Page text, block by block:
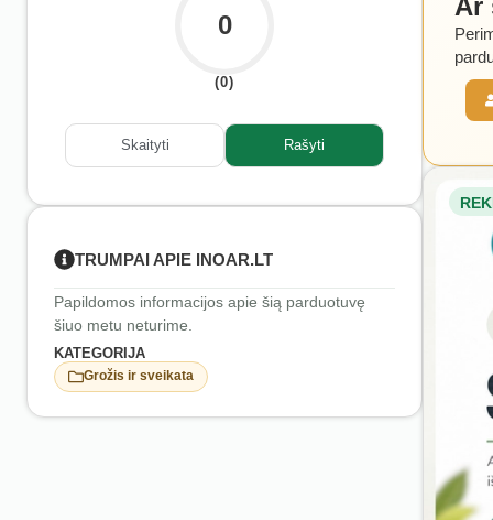
0
(0)
Skaityti Rašyti
TRUMPAI APIE INOAR.LT
Papildomos informacijos apie šią parduotuvę
šiuo metu neturime.
KATEGORIJA
Grožis ir sveikata
Ar